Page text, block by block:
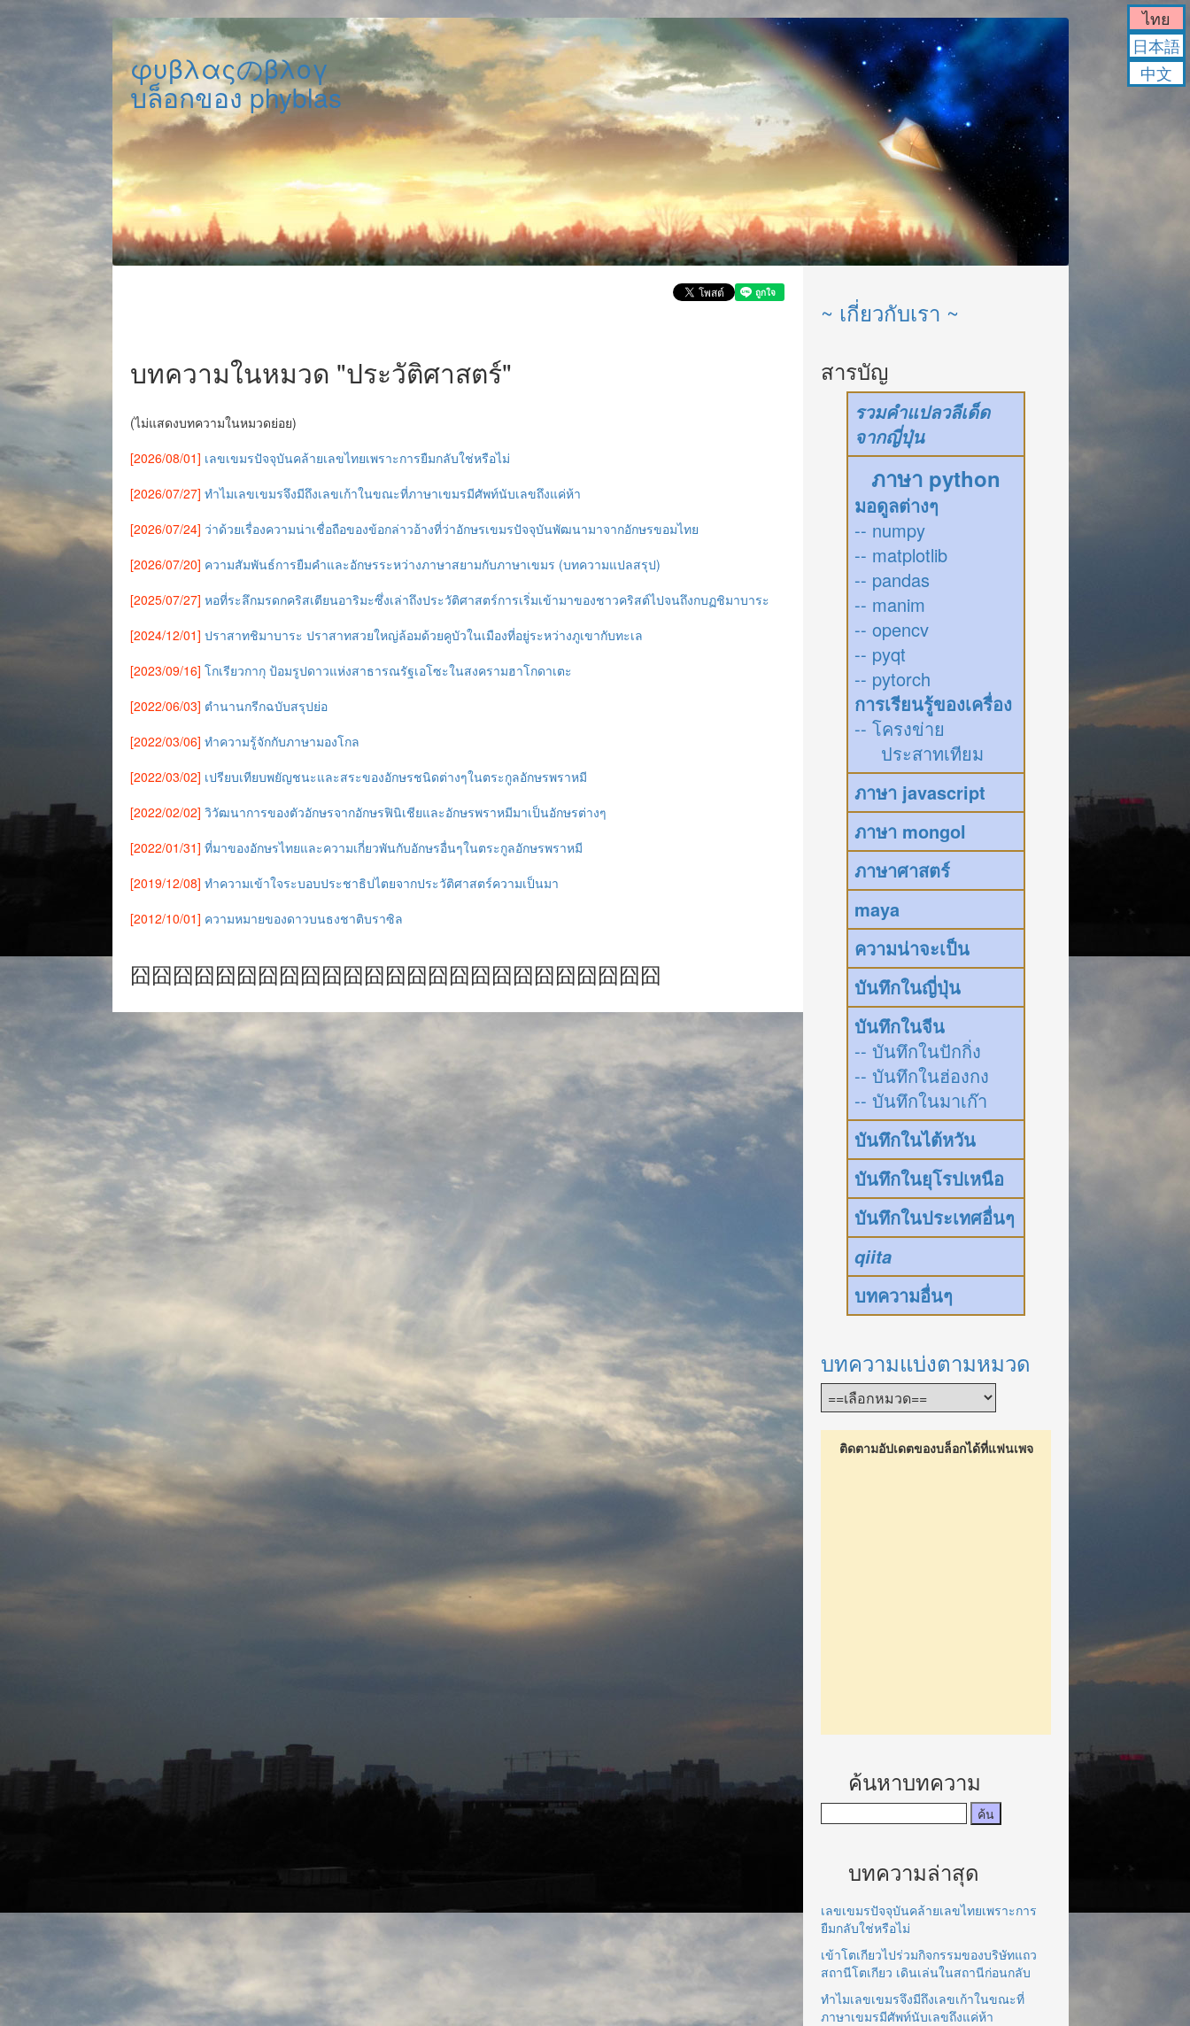
φυβλαςのβλογ
บล็อกของ phyblas
บทความในหมวด "ประวัติศาสตร์"
(ไม่แสดงบทความในหมวดย่อย)
[2026/08/01] เลขเขมรปัจจุบันคล้ายเลขไทยเพราะการยืมกลับใช่หรือไม่
[2026/07/27] ทำไมเลขเขมรจึงมีถึงเลขเก้าในขณะที่ภาษาเขมรมีศัพท์นับเลขถึงแค่ห้า
[2026/07/24] ว่าด้วยเรื่องความน่าเชื่อถือของข้อกล่าวอ้างที่ว่าอักษรเขมรปัจจุบันพัฒนามาจากอักษรขอมไทย
[2026/07/20] ความสัมพันธ์การยืมคำและอักษรระหว่างภาษาสยามกับภาษาเขมร (บทความแปลสรุป)
[2025/07/27] หอที่ระลึกมรดกคริสเตียนอาริมะซึ่งเล่าถึงประวัติศาสตร์การเริ่มเข้ามาของชาวคริสต์ไปจนถึงกบฏชิมาบาระ
[2024/12/01] ปราสาทชิมาบาระ ปราสาทสวยใหญ่ล้อมด้วยคูบัวในเมืองที่อยู่ระหว่างภูเขากับทะเล
[2023/09/16] โกเรียวกากุ ป้อมรูปดาวแห่งสาธารณรัฐเอโซะในสงครามฮาโกดาเตะ
[2022/06/03] ตำนานกรีกฉบับสรุปย่อ
[2022/03/06] ทำความรู้จักกับภาษามองโกล
[2022/03/02] เปรียบเทียบพยัญชนะและสระของอักษรชนิดต่างๆในตระกูลอักษรพราหมี
[2022/02/02] วิวัฒนาการของตัวอักษรจากอักษรฟินิเชียและอักษรพราหมีมาเป็นอักษรต่างๆ
[2022/01/31] ที่มาของอักษรไทยและความเกี่ยวพันกับอักษรอื่นๆในตระกูลอักษรพราหมี
[2019/12/08] ทำความเข้าใจระบอบประชาธิปไตยจากประวัติศาสตร์ความเป็นมา
[2012/10/01] ความหมายของดาวบนธงชาติบราซิล
囧囧囧囧囧囧囧囧囧囧囧囧囧囧囧囧囧囧囧囧囧囧囧囧囧
~ เกี่ยวกับเรา ~
สารบัญ
รวมคำแปลวลีเด็ด
จากญี่ปุ่น
ภาษา python
มอดูลต่างๆ
-- numpy
-- matplotlib
-- pandas
-- manim
-- opencv
-- pyqt
-- pytorch
การเรียนรู้ของเครื่อง
-- โครงข่าย
ประสาทเทียม
ภาษา javascript
ภาษา mongol
ภาษาศาสตร์
maya
ความน่าจะเป็น
บันทึกในญี่ปุ่น
บันทึกในจีน
-- บันทึกในปักกิ่ง
-- บันทึกในฮ่องกง
-- บันทึกในมาเก๊า
บันทึกในไต้หวัน
บันทึกในยุโรปเหนือ
บันทึกในประเทศอื่นๆ
qiita
บทความอื่นๆ
บทความแบ่งตามหมวด
ติดตามอัปเดตของบล็อกได้ที่แฟนเพจ
ค้นหาบทความ
บทความล่าสุด
เลขเขมรปัจจุบันคล้ายเลขไทยเพราะการ
ยืมกลับใช่หรือไม่
เข้าโตเกียวไปร่วมกิจกรรมของบริษัทแถว
สถานีโตเกียว เดินเล่นในสถานีก่อนกลับ
ทำไมเลขเขมรจึงมีถึงเลขเก้าในขณะที่
ภาษาเขมรมีศัพท์นับเลขถึงแค่ห้า
ไทย
日本語
中文